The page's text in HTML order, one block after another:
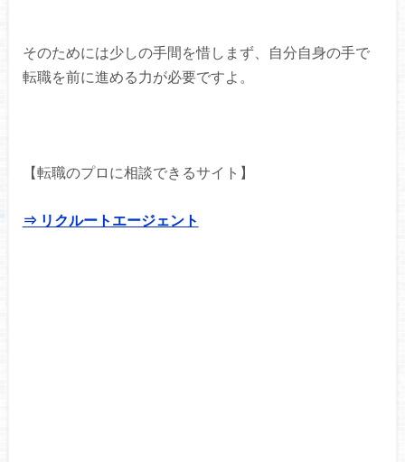
そのためには少しの手間を惜しまず、自分自身の手で
転職を前に進める力が必要ですよ。
【転職のプロに相談できるサイト】
⇒ リクルートエージェント